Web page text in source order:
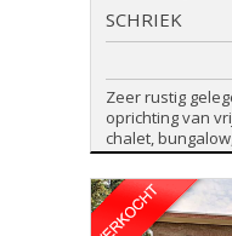
SCHRIEK
Zeer rustig
oprichting van
chalet,